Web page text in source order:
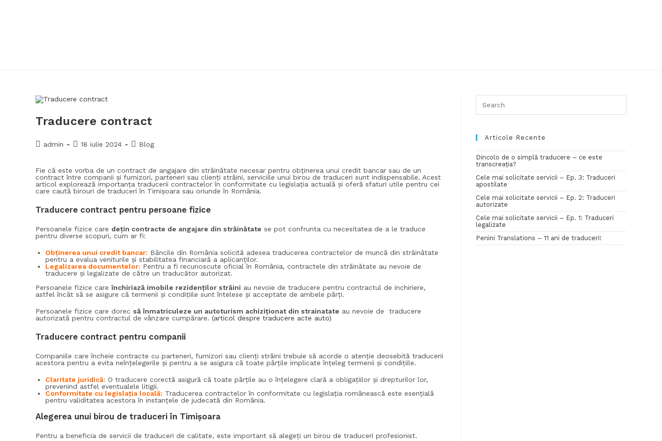
Traducere contract
admin 18 iulie 2024 Blog
Fie că este vorba de un contract de angajare din străinătate necesar pentru obținerea unui credit bancar sau de un
contract între companii și furnizori, parteneri sau clienți străini, serviciile unui birou de traduceri sunt indispensabile. Acest
articol explorează importanța traducerii contractelor în conformitate cu legislația actuală și oferă sfaturi utile pentru cei
care caută birouri de traduceri în Timișoara sau oriunde în România.
Traducere contract pentru persoane fizice
Persoanele fizice care dețin contracte de angajare din străinătate se pot confrunta cu necesitatea de a le traduce
pentru diverse scopuri, cum ar fi:
Obținerea unui credit bancar: Băncile din România solicită adesea traducerea contractelor de muncă din străinătate
pentru a evalua veniturile și stabilitatea financiară a aplicanților.
Legalizarea documentelor: Pentru a fi recunoscute oficial în România, contractele din străinătate au nevoie de
traducere și legalizate de către un traducător autorizat.
Persoanele fizice careînchiriază imobile rezidenților străini au nevoie de traducere pentru contractul de inchiriere,
astfel încât să se asigure că termenii și condițiile sunt întelese și acceptate de ambele părți.
Persoanele fizice care dorec să înmatriculeze un autoturism achiziționat din strainatate au nevoie de traducere
autorizată pentru contractul de vânzare cumpărare. (articol despre traducere acte auto)
Traducere contract pentru companii
Companiile care încheie contracte cu parteneri, furnizori sau clienți străini trebuie să acorde o atenție deosebită traducerii
acestora pentru a evita neînțelegerile și pentru a se asigura că toate părțile implicate înțeleg termenii și condițiile.
Claritate juridică: O traducere corectă asigură că toate părțile au o înțelegere clară a obligațiilor și drepturilor lor,
prevenind astfel eventualele litigii.
Conformitate cu legislația locală: Traducerea contractelor în conformitate cu legislația românească este esențială
pentru validitatea acestora în instanțele de judecată din România.
Alegerea unui birou de traduceri în Timișoara
Pentru a beneficia de servicii de traduceri de calitate, este important să alegeți un birou de traduceri profesionist.
Articole Recente
Dincolo de o simplă traducere – ce este
transcreația?
Cele mai solicitate servicii – Ep. 3: Traduceri
apostilate
Cele mai solicitate servicii – Ep. 2: Traduceri
autorizate
Cele mai solicitate servicii – Ep. 1: Traduceri
legalizate
Penini Translations – 11 ani de traduceri!